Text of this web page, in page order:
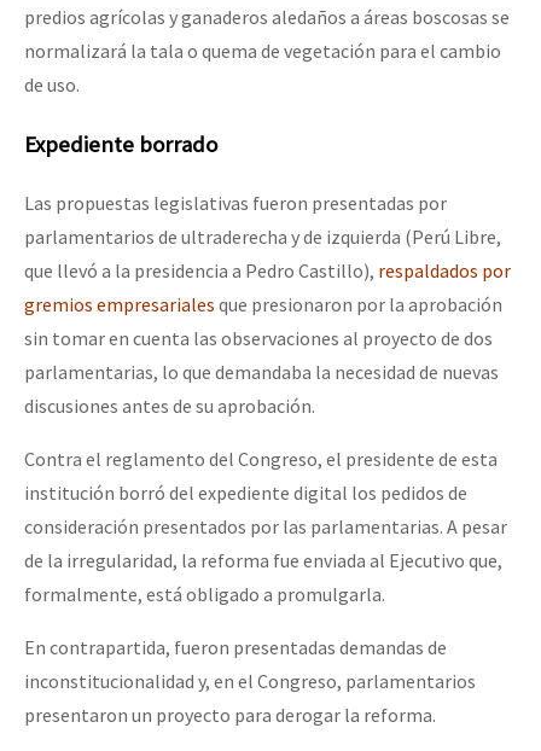
predios agrícolas y ganaderos aledaños a áreas boscosas se
normalizará la tala o quema de vegetación para el cambio
de uso.
Expediente borrado
Las propuestas legislativas fueron presentadas por
parlamentarios de ultraderecha y de izquierda (Perú Libre,
que llevó a la presidencia a Pedro Castillo), respaldados por
gremios empresariales que presionaron por la aprobación
sin tomar en cuenta las observaciones al proyecto de dos
parlamentarias, lo que demandaba la necesidad de nuevas
discusiones antes de su aprobación.
Contra el reglamento del Congreso, el presidente de esta
institución borró del expediente digital los pedidos de
consideración presentados por las parlamentarias. A pesar
de la irregularidad, la reforma fue enviada al Ejecutivo que,
formalmente, está obligado a promulgarla.
En contrapartida, fueron presentadas demandas de
inconstitucionalidad y, en el Congreso, parlamentarios
presentaron un proyecto para derogar la reforma.